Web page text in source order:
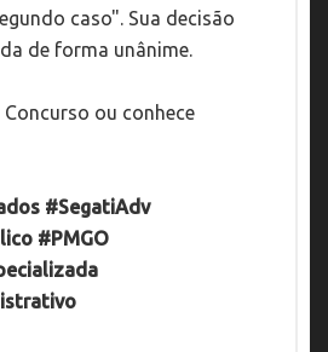
caso". Sua decisão
de forma unânime.
ou conhece
#SegatiAdv
#PMGO